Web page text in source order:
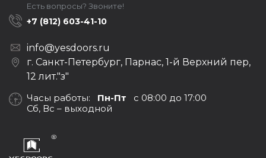
Есть вопросы? Звоните!
+7 (812) 603-41-10
info@yesdoors.ru
г. Санкт-Петербург, Парнас, 1-й Верхний пер,
12 лит."з"
Часы работы: Пн-Пт с 08:00 до 17:00
Сб, Вс – выходной